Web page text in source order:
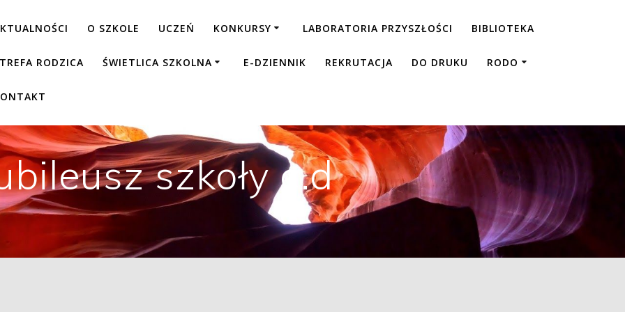
O SZKOLE UCZEŃ KONKURSY LABORATORIA PRZYSZŁOŚCI BIBLIOTEKA
RODZICA ŚWIETLICA SZKOLNA E-DZIENNIK REKRUTACJA DO DRUKU RODO
szkoły c.d